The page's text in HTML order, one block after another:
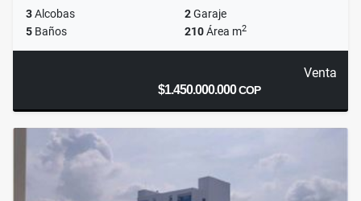
3Alcobas 2Garaje
5 Baños 210Área m2
Venta
$1.450.000.000COP